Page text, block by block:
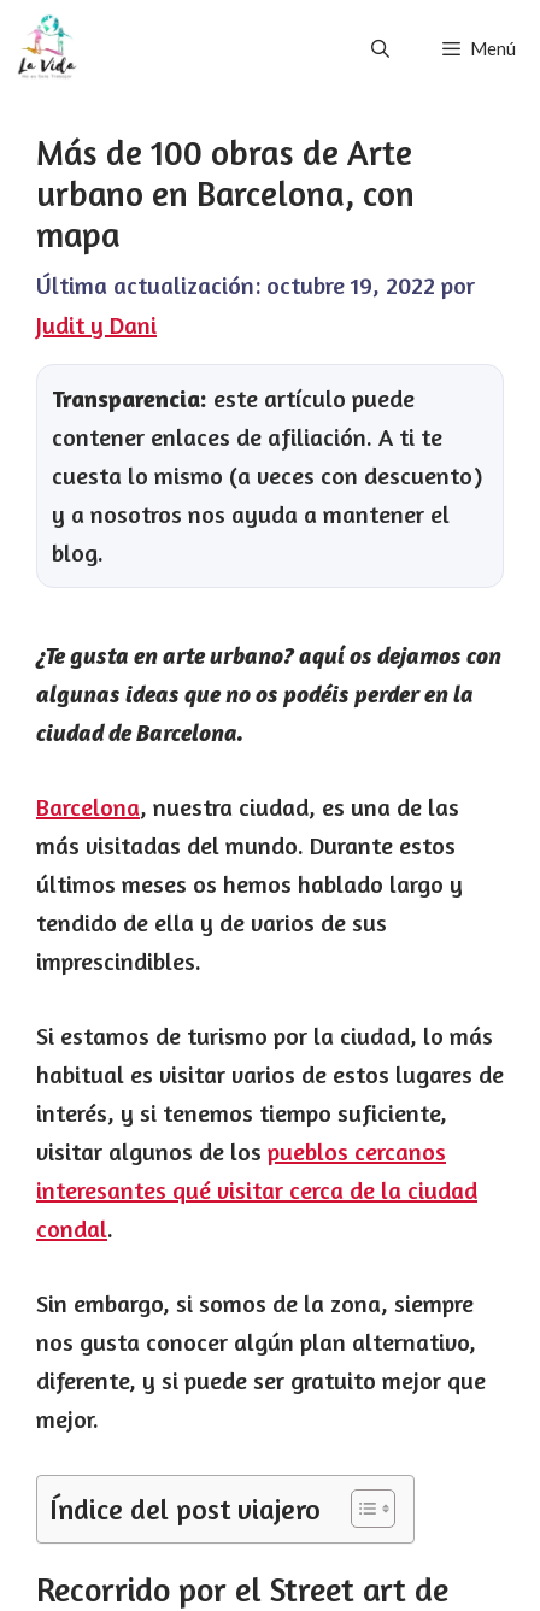
Saltar
Menú
Más de 100 obras de Arte
urbano en Barcelona, con
mapa
Última actualización: octubre 19, 2022 por
Judit y Dani
Transparencia: este artículo puede
contener enlaces de afiliación. A ti te
cuesta lo mismo (a veces con descuento)
y a nosotros nos ayuda a mantener el
blog.
¿Te gusta en arte urbano? aquí os dejamos con
algunas ideas que no os podéis perder en la
ciudad de Barcelona.
Barcelona, nuestra ciudad, es una de las
más visitadas del mundo. Durante estos
últimos meses os hemos hablado largo y
tendido de ella y de varios de sus
imprescindibles.
Si estamos de turismo por la ciudad, lo más
habitual es visitar varios de estos lugares de
interés, y si tenemos tiempo suficiente,
visitar algunos de los pueblos cercanos
interesantes qué visitar cerca de la ciudad
condal.
Sin embargo, si somos de la zona, siempre
nos gusta conocer algún plan alternativo,
diferente, y si puede ser gratuito mejor que
mejor.
Índice del post viajero
Recorrido por el Street art de